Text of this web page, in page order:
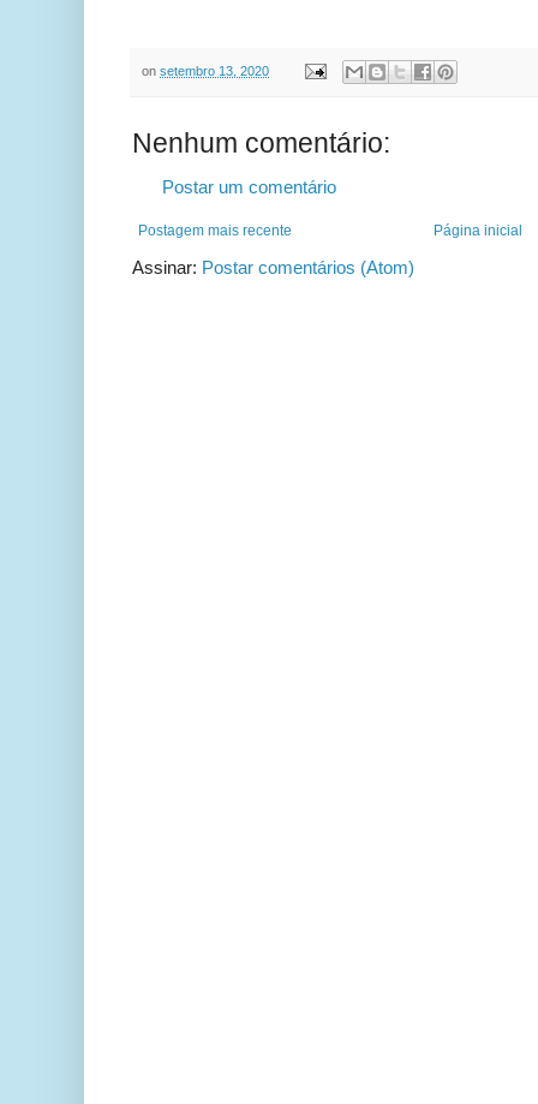
on setembro 13, 2020
Nenhum comentário:
Postar um comentário
Postagem mais recente Página inicial
Assinar: Postar comentários (Atom)